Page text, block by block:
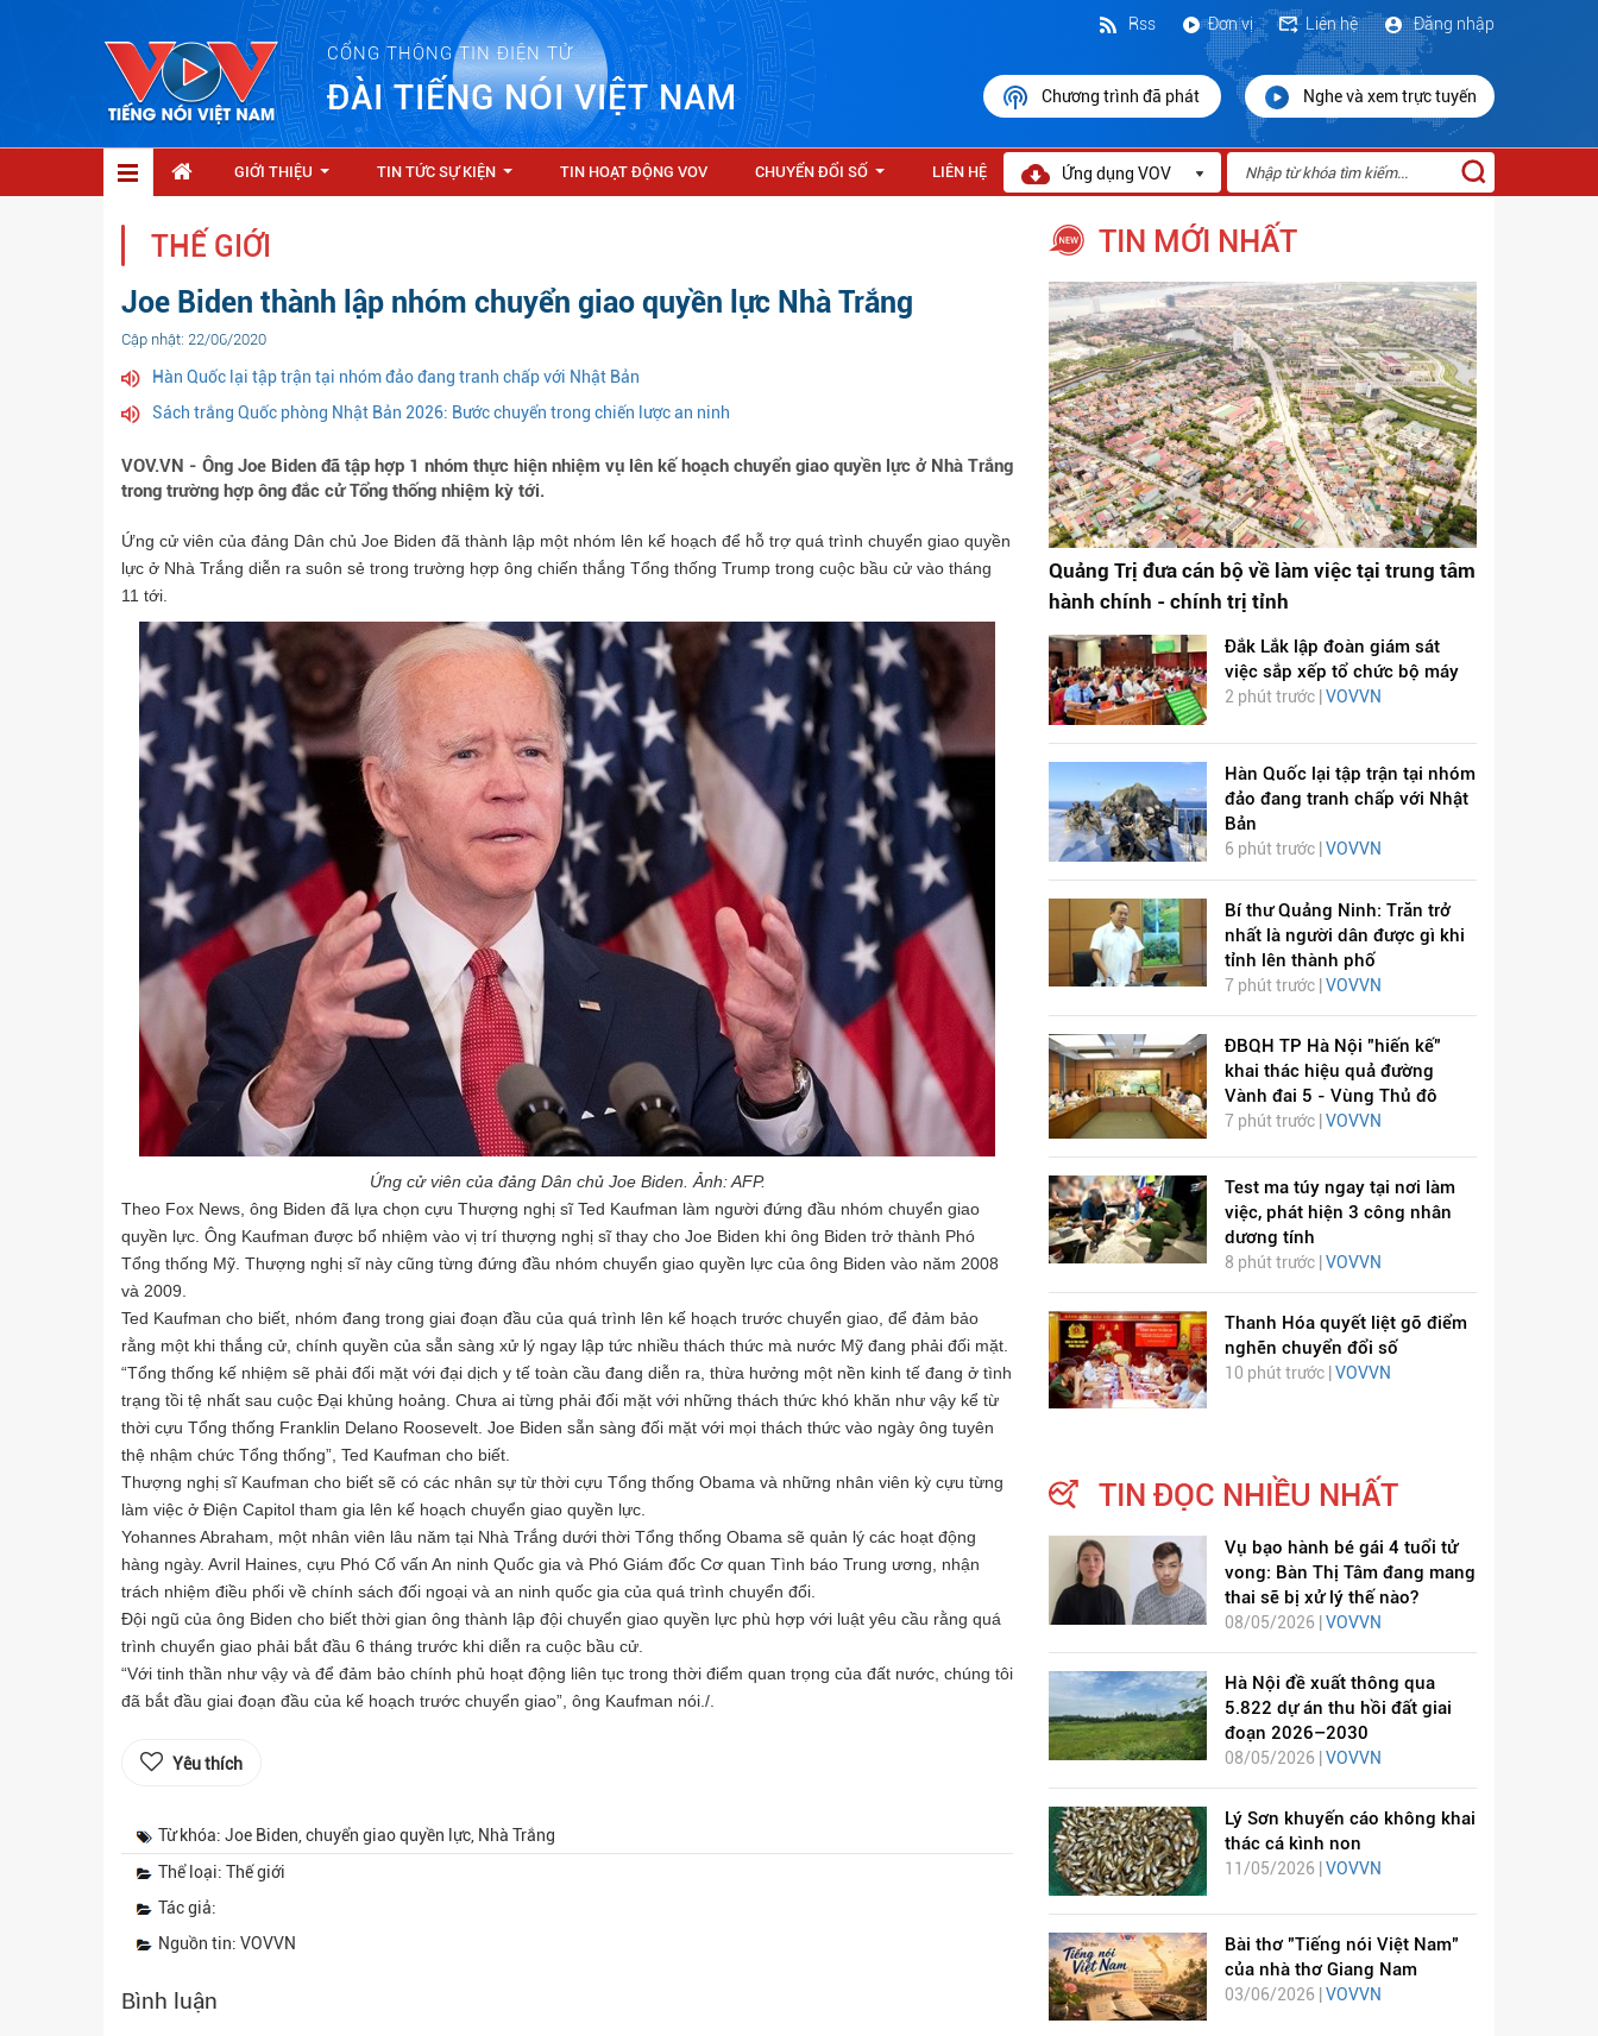
CỔNG THÔNG TIN ĐIỆN TỬ
ĐÀI TIẾNG NÓI VIỆT NAM
Đăng nhập
Liên hệ
Đơn vị
Rss
Chương trình đã phát Nghe và xem trực tuyến
GIỚI THIỆU TIN TỨC SỰ KIỆN TIN HOẠT ĐỘNG VOV CHUYỂN ĐỔI SỐ LIÊN HỆ Ứng dụng VOV
THẾ GIỚI
Joe Biden thành lập nhóm chuyển giao quyền lực Nhà Trắng
Cập nhật: 22/06/2020
Hàn Quốc lại tập trận tại nhóm đảo đang tranh chấp với Nhật Bản
Sách trắng Quốc phòng Nhật Bản 2026: Bước chuyển trong chiến lược an ninh
VOV.VN - Ông Joe Biden đã tập hợp 1 nhóm thực hiện nhiệm vụ lên kế hoạch chuyển giao quyền lực ở Nhà Trắng
trong trường hợp ông đắc cử Tổng thống nhiệm kỳ tới.
Ứng cử viên của đảng Dân chủ Joe Biden đã thành lập một nhóm lên kế hoạch để hỗ trợ quá trình chuyển giao quyền
lực ở Nhà Trắng diễn ra suôn sẻ trong trường hợp ông chiến thắng Tổng thống Trump trong cuộc bầu cử vào tháng
11 tới.
Ứng cử viên của đảng Dân chủ Joe Biden. Ảnh: AFP.
Theo Fox News, ông Biden đã lựa chọn cựu Thượng nghị sĩ Ted Kaufman làm người đứng đầu nhóm chuyển giao
quyền lực. Ông Kaufman được bổ nhiệm vào vị trí thượng nghị sĩ thay cho Joe Biden khi ông Biden trở thành Phó
Tổng thống Mỹ. Thượng nghị sĩ này cũng từng đứng đầu nhóm chuyển giao quyền lực của ông Biden vào năm 2008
và 2009.
Ted Kaufman cho biết, nhóm đang trong giai đoạn đầu của quá trình lên kế hoạch trước chuyển giao, để đảm bảo
rằng một khi thắng cử, chính quyền của sẵn sàng xử lý ngay lập tức nhiều thách thức mà nước Mỹ đang phải đối mặt.
“Tổng thống kế nhiệm sẽ phải đối mặt với đại dịch y tế toàn cầu đang diễn ra, thừa hưởng một nền kinh tế đang ở tình
trạng tồi tệ nhất sau cuộc Đại khủng hoảng. Chưa ai từng phải đối mặt với những thách thức khó khăn như vậy kể từ
thời cựu Tổng thống Franklin Delano Roosevelt. Joe Biden sẵn sàng đối mặt với mọi thách thức vào ngày ông tuyên
thệ nhậm chức Tổng thống”, Ted Kaufman cho biết.
Thượng nghị sĩ Kaufman cho biết sẽ có các nhân sự từ thời cựu Tổng thống Obama và những nhân viên kỳ cựu từng
làm việc ở Điện Capitol tham gia lên kế hoạch chuyển giao quyền lực.
Yohannes Abraham, một nhân viên lâu năm tại Nhà Trắng dưới thời Tổng thống Obama sẽ quản lý các hoạt động
hàng ngày. Avril Haines, cựu Phó Cố vấn An ninh Quốc gia và Phó Giám đốc Cơ quan Tình báo Trung ương, nhận
trách nhiệm điều phối về chính sách đối ngoại và an ninh quốc gia của quá trình chuyển đổi.
Đội ngũ của ông Biden cho biết thời gian ông thành lập đội chuyển giao quyền lực phù hợp với luật yêu cầu rằng quá
trình chuyển giao phải bắt đầu 6 tháng trước khi diễn ra cuộc bầu cử.
“Với tinh thần như vậy và để đảm bảo chính phủ hoạt động liên tục trong thời điểm quan trọng của đất nước, chúng tôi
đã bắt đầu giai đoạn đầu của kế hoạch trước chuyển giao”, ông Kaufman nói./.
Yêu thích
Từ khóa: Joe Biden, chuyển giao quyền lực, Nhà Trắng
Thể loại: Thế giới
Tác giả:
Nguồn tin: VOVVN
Bình luận
TIN MỚI NHẤT
Quảng Trị đưa cán bộ về làm việc tại trung tâm
hành chính - chính trị tỉnh
Đắk Lắk lập đoàn giám sát
việc sắp xếp tổ chức bộ máy
2 phút trước | VOVVN
Hàn Quốc lại tập trận tại nhóm
đảo đang tranh chấp với Nhật
Bản
6 phút trước | VOVVN
Bí thư Quảng Ninh: Trăn trở
nhất là người dân được gì khi
tỉnh lên thành phố
7 phút trước | VOVVN
ĐBQH TP Hà Nội "hiến kế"
khai thác hiệu quả đường
Vành đai 5 - Vùng Thủ đô
7 phút trước | VOVVN
Test ma túy ngay tại nơi làm
việc, phát hiện 3 công nhân
dương tính
8 phút trước | VOVVN
Thanh Hóa quyết liệt gỡ điểm
nghẽn chuyển đổi số
10 phút trước | VOVVN
TIN ĐỌC NHIỀU NHẤT
Vụ bạo hành bé gái 4 tuổi tử
vong: Bàn Thị Tâm đang mang
thai sẽ bị xử lý thế nào?
08/05/2026 | VOVVN
Hà Nội đề xuất thông qua
5.822 dự án thu hồi đất giai
đoạn 2026–2030
08/05/2026 | VOVVN
Lý Sơn khuyến cáo không khai
thác cá kình non
11/05/2026 | VOVVN
Bài thơ "Tiếng nói Việt Nam"
của nhà thơ Giang Nam
03/06/2026 |VOVVN